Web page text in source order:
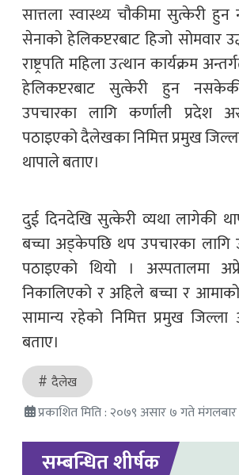
सात्तला स्वास्थ्य चौकीमा सुत्केरी
सेनाको हेलिकप्टरबाट हिजो सोमवार
राष्ट्रपति महिला उत्थान कार्यक्रम
हेलिकप्टरबाट सुत्केरी हुन
उपचारका लागि कर्णाली प्रदेश
पठाइएको दैलेखका निमित्त प्रमुख
थापाले बताए।
दुई दिनदेखि सुत्केरी व्यथा लागेकी
बच्चा अड्केपछि थप उपचारका लागि
पठाइएको थियो । अस्पतालमा
निकालिएको र अहिले बच्चा र
सामान्य रहेको निमित्त प्रमुख जिल्ला
बताए।
दैलेख
प्रकाशित मिति : २०७९ असार ७ गते मंगलबार
सम्बन्धित शीर्षक